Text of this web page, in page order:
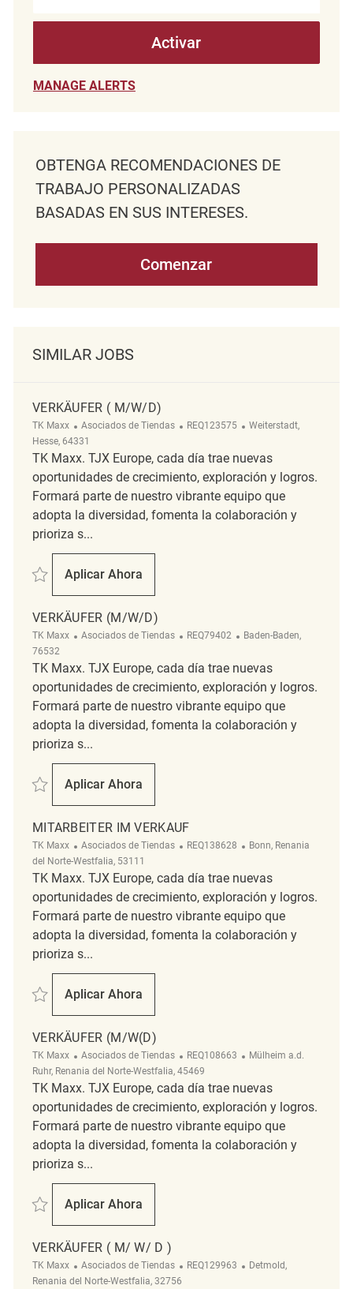
Activar
MANAGE ALERTS
OBTENGA RECOMENDACIONES DE
TRABAJO PERSONALIZADAS
BASADAS EN SUS INTERESES.
Comenzar
SIMILAR JOBS
VERKÄUFER ( M/W/D)
TK Maxx Categoría
Asociados de Tiendas ReqId
REQ123575 Ubicación
Weiterstadt,
Hesse, 64331
TK Maxx. TJX Europe, cada día trae nuevas
oportunidades de crecimiento, exploración y logros.
Formará parte de nuestro vibrante equipo que
adopta la diversidad, fomenta la colaboración y
prioriza s...
Salvar Verkäufer ( m/w/d) REQ123575
Aplicar Ahora
Verkäufer ( M/w/d)
VERKÄUFER (M/W/D)
TK Maxx Categoría
Asociados de Tiendas ReqId
REQ79402 Ubicación
Baden-Baden,
76532
TK Maxx. TJX Europe, cada día trae nuevas
oportunidades de crecimiento, exploración y logros.
Formará parte de nuestro vibrante equipo que
adopta la diversidad, fomenta la colaboración y
prioriza s...
Salvar Verkäufer (m/w/d) REQ79402
Aplicar Ahora
Verkäufer (m/w/d)
MITARBEITER IM VERKAUF
TK Maxx Categoría
Asociados de Tiendas ReqId
REQ138628 Ubicación
Bonn, Renania
del Norte-Westfalia, 53111
TK Maxx. TJX Europe, cada día trae nuevas
oportunidades de crecimiento, exploración y logros.
Formará parte de nuestro vibrante equipo que
adopta la diversidad, fomenta la colaboración y
prioriza s...
Salvar Mitarbeiter im Verkauf REQ138628
Aplicar Ahora
Mitarbeiter Im Verkauf
VERKÄUFER (M/W(D)
TK Maxx Categoría
Asociados de Tiendas ReqId
REQ108663 Ubicación
Mülheim a.d.
Ruhr, Renania del Norte-Westfalia, 45469
TK Maxx. TJX Europe, cada día trae nuevas
oportunidades de crecimiento, exploración y logros.
Formará parte de nuestro vibrante equipo que
adopta la diversidad, fomenta la colaboración y
prioriza s...
Salvar Verkäufer (m/w(d) REQ108663
Aplicar Ahora
Verkäufer (m/w(d)
VERKÄUFER ( M/ W/ D )
TK Maxx Categoría
Asociados de Tiendas ReqId
REQ129963 Ubicación
Detmold,
Renania del Norte-Westfalia, 32756